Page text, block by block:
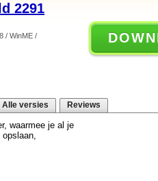
2291
/ WinME /
Alle versies Reviews
waarmee je al je